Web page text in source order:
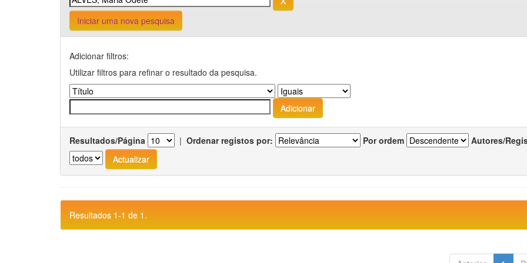
Iniciar uma nova pesquisa
Adicionar filtros:
Utilizar filtros para refinar o resultado da pesquisa.
Resultados/Página | Ordenar registos por: Por ordem Autores/
Resultados 1-1 de 1.